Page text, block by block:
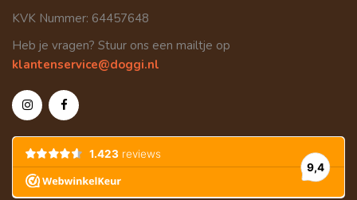
KVK Nummer: 64457648
Heb je vragen? Stuur ons een mailtje op
klantenservice@doggi.nl